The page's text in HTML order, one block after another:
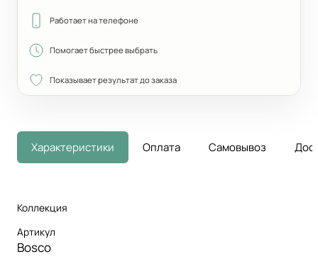
Работает на телефоне
Помогает быстрее выбрать
Показывает результат до заказа
Характеристики Оплата Самовывоз
Коллекция
Артикул
Bosco